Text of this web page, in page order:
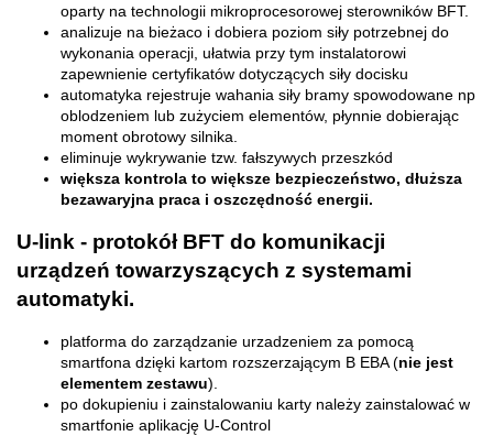
oparty na technologii mikroprocesorowej sterowników BFT.
analizuje na bieżaco i dobiera poziom siły potrzebnej do
wykonania operacji, ułatwia przy tym instalatorowi
zapewnienie certyfikatów dotyczących siły docisku
automatyka rejestruje wahania siły bramy spowodowane np
oblodzeniem lub zużyciem elementów, płynnie dobierając
moment obrotowy silnika.
eliminuje wykrywanie tzw. fałszywych przeszkód
większa kontrola to większe bezpieczeństwo, dłuższa
bezawaryjna praca i oszczędność energii.
U-link - protokół BFT do komunikacji
urządzeń towarzyszących z systemami
automatyki.
platforma do zarządzanie urzadzeniem za pomocą
smartfona dzięki kartom rozszerzającym B EBA (nie jest
elementem zestawu).
po dokupieniu i zainstalowaniu karty należy zainstalować w
smartfonie aplikację U-Control